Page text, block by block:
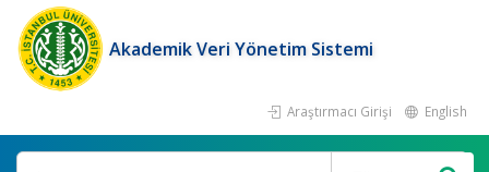
Akademik Veri Yönetim Sistemi
Araştırmacı Girişi English
Ara